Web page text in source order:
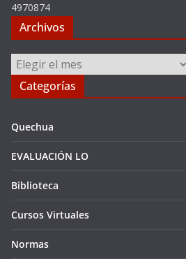
4970874
Archivos
Archivos
Categorías
Quechua
EVALUACIÓN LO
Biblioteca
Cursos Virtuales
Normas